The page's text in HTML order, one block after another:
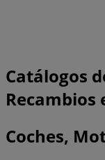
Catálogos
Recambios
Coches,